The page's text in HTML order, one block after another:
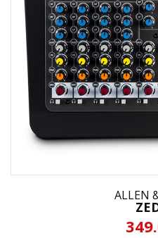
ALLEN